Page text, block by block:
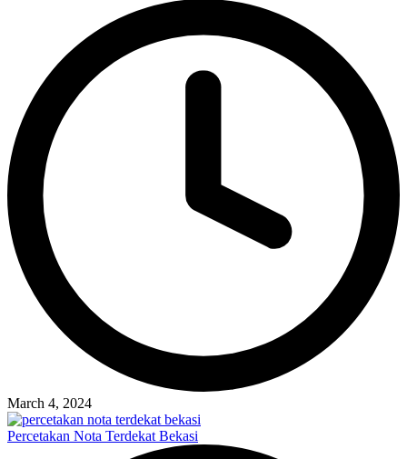
March 4, 2024
Percetakan Nota Terdekat Bekasi